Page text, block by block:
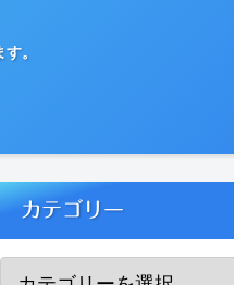
。
カテゴリー